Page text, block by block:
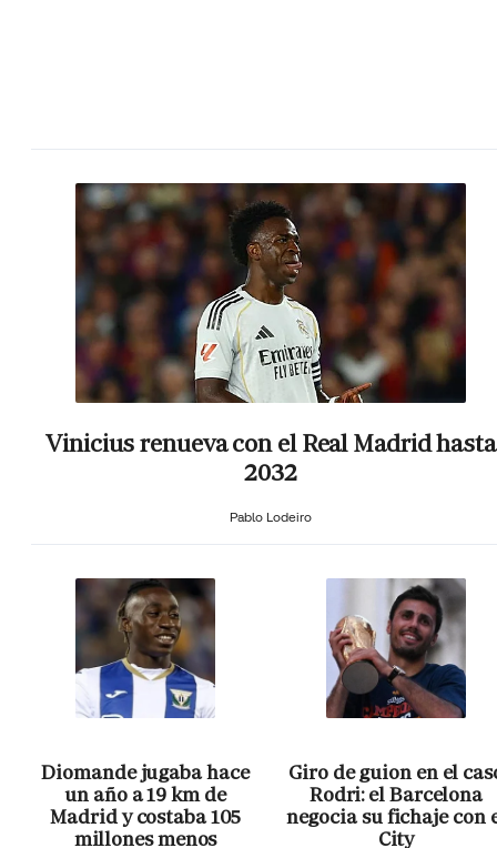
Vinicius renueva con el Real Madrid hasta
2032
Pablo Lodeiro
Diomande jugaba hace
un año a 19 km de
Madrid y costaba 105
millones menos
Giro de guion en el
Rodri: el Barcelona
negocia su fichaje con
City